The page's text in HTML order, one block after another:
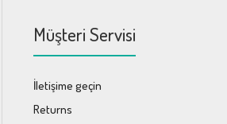
Müşteri Servisi
İletişime geçin
Returns